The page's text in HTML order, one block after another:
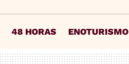
48 HORAS ENOTURISMO